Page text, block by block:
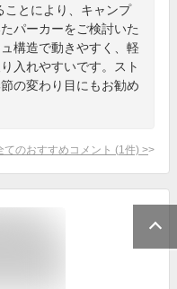
ことにより、キャンプ
パーカーをご検討いた
構造で動きやすく、軽
入れやすいです。スト
の変わり目にもお勧め
てのおすすめコメント (1 件) >